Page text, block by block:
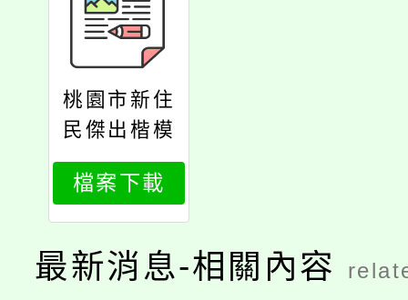
桃園市新住
民傑出楷模
及績優服務
人員遴選計
畫
檔案下載
最新消息-相關內容